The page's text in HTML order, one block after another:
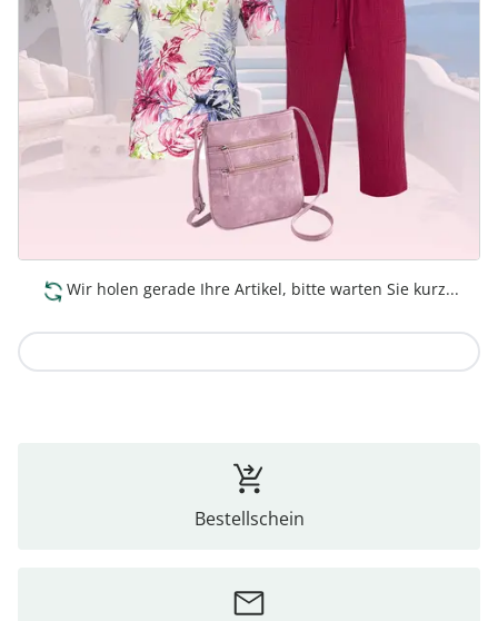
Wir holen gerade Ihre Artikel, bitte warten Sie kurz...
Bestellschein